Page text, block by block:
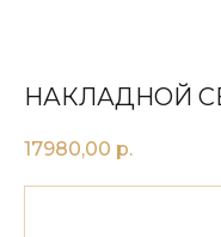
НАКЛАДНОЙ
17980,00 р.